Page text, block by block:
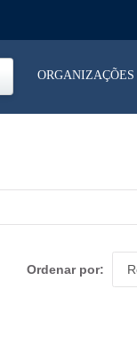
ORGANIZAÇÕES
Ordenar por